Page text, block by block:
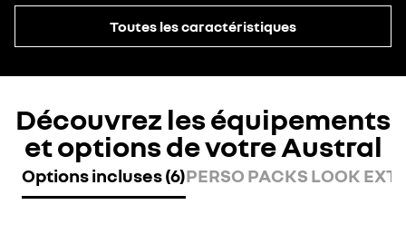
Toutes les caractéristiques
Découvrez les équipements
et options de votre Austral
Options incluses (6)PERSO PACKS LOOK EXT